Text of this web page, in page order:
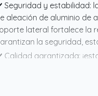
Seguridad y estabilidad:
aleación de aluminio de
lateral fortalece la
la seguridad,
Calidad garantizada:
prometemos un pedido